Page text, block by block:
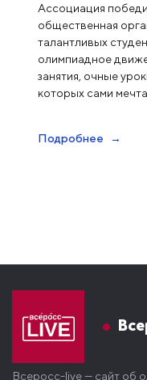
Ассоциация
общественная
талантливых
олимпиадное
занятия, очные
которых сами
Подробнее
Всеросс-live — сайт об